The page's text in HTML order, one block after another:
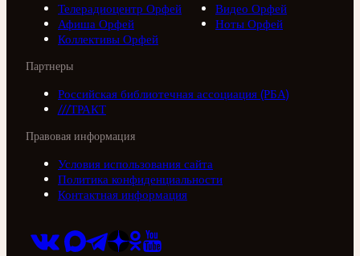
Телерадиоцентр Орфей
Видео Орфей
Афиша Орфей
Ноты Орфей
Коллективы Орфей
Партнеры
Российская библиотечная ассоциация (РБА)
///ТРАКТ
Правовая информация
Условия использования сайта
Политика конфиденциальности
Контактная информация